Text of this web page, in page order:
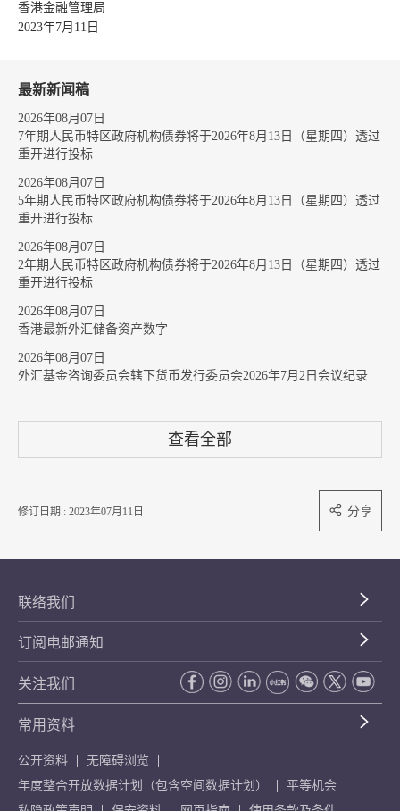
香港金融管理局
2023年7月11日
最新新闻稿
2026年08月07日
7年期人民币特区政府机构债券将于2026年8月13日（星期四）透过
重开进行投标
2026年08月07日
5年期人民币特区政府机构债券将于2026年8月13日（星期四）透过
重开进行投标
2026年08月07日
2年期人民币特区政府机构债券将于2026年8月13日（星期四）透过
重开进行投标
2026年08月07日
香港最新外汇储备资产数字
2026年08月07日
外汇基金咨询委员会辖下货币发行委员会2026年7月2日会议纪录
查看全部
修订日期 : 2023年07月11日 分享
联络我们
订阅电邮通知
关注我们
常用资料
公开资料
无障碍浏览
年度整合开放数据计划（包含空间数据计划）
平等机会